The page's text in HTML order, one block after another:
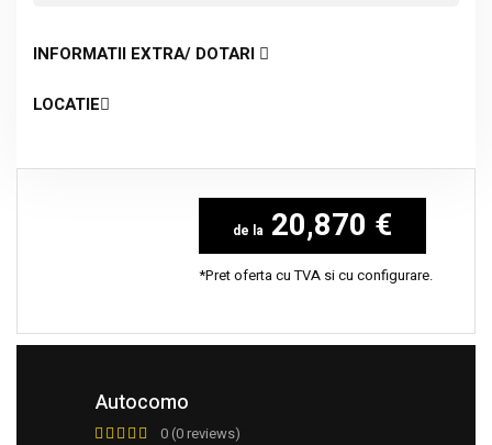
INFORMATII EXTRA/ DOTARI
LOCATIE
20,870 €
*Pret oferta cu TVA si cu configurare.
Autocomo
0 (0 reviews)